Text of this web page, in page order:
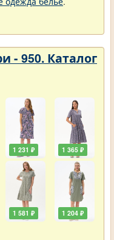
- 950. Каталог
1 231 ₽
1 581 ₽
1 365 ₽
1 204 ₽